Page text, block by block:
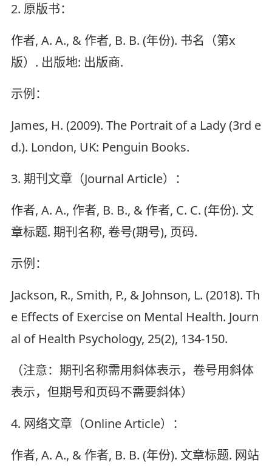
2. 原版书：
作者, A. A., & 作者, B. B. (年份). 书名（第x
版）. 出版地: 出版商.
示例：
James, H. (2009). The Portrait of a Lady (3rd e
d.). London, UK: Penguin Books.
3. 期刊文章（Journal Article）：
作者, A. A., 作者, B. B., & 作者, C. C. (年份). 文
章标题. 期刊名称, 卷号(期号), 页码.
示例：
Jackson, R., Smith, P., & Johnson, L. (2018). Th
e Effects of Exercise on Mental Health. Journ
al of Health Psychology, 25(2), 134-150.
（注意：期刊名称需用斜体表示，卷号用斜体
表示，但期号和页码不需要斜体）
4. 网络文章（Online Article）：
作者, A. A., & 作者, B. B. (年份). 文章标题. 网站